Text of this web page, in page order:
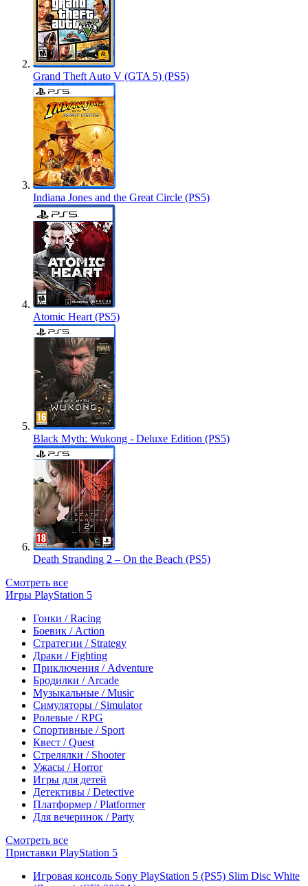
Grand Theft Auto V (GTA 5) (PS5)
Indiana Jones and the Great Circle (PS5)
Atomic Heart (PS5)
Black Myth: Wukong - Deluxe Edition (PS5)
Death Stranding 2 – On the Beach (PS5)
Смотреть все
Игры PlayStation 5
Гонки / Racing
Боевик / Action
Стратегии / Strategy
Драки / Fighting
Приключения / Adventure
Бродилки / Arcade
Музыкальные / Music
Симуляторы / Simulator
Ролевые / RPG
Спортивные / Sport
Квест / Quest
Стрелялки / Shooter
Ужасы / Horror
Игры для детей
Детективы / Detective
Платформер / Platformer
Для вечеринок / Party
Смотреть все
Приставки PlayStation 5
Игровая консоль Sony PlayStation 5 (PS5) Slim Disc White